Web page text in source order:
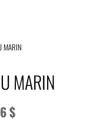
MARIN
MARIN
$